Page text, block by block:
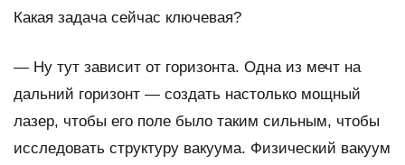
Какая задача сейчас ключевая?
— Ну тут зависит от горизонта. Одна из мечт на
дальний горизонт — создать настолько мощный
лазер, чтобы его поле было таким сильным, чтобы
исследовать структуру вакуума. Физический вакуум